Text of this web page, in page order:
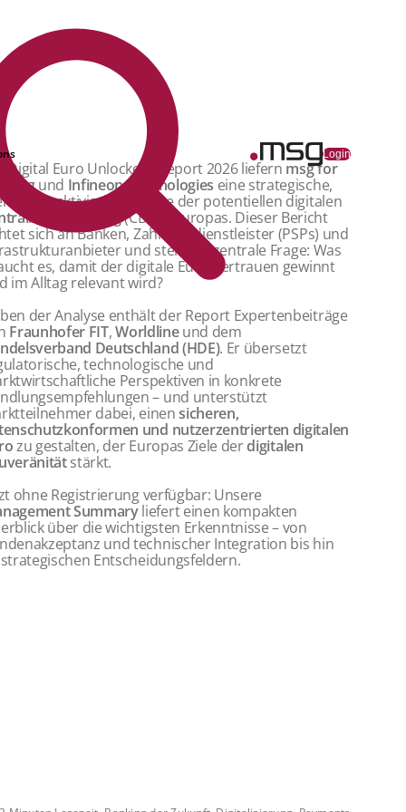
Login
Euro Unlocked“ Report 2026 liefern msg for
und Infineon Technologies eine strategische,
Analyse der potentiellen digitalen
(CBDC) Europas. Dieser Bericht
sich an Banken, Zahlungsdienstleister (PSPs) und
und stellt die zentrale Frage: Was
es, damit der digitale Euro Vertrauen gewinnt
im Alltag relevant wird?
der Analyse enthält der Report Expertenbeiträge
Fraunhofer FIT,Worldlineund dem
Deutschland (HDE). Er übersetzt
technologische und
Perspektiven in konkrete
– und unterstützt
dabei, einensicheren,
und nutzerzentrierten digitalen
zu gestalten, der Europas Ziele derdigitalen
stärkt.
ohne Registrierung verfügbar: Unsere
Summaryliefert einen kompakten
über die wichtigsten Erkenntnisse – von
und technischer Integration bis hin
Entscheidungsfeldern.